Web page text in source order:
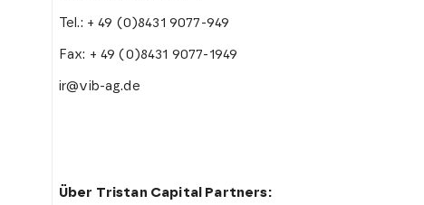
Tel.: + 49 (0)8431 9077-949
Fax: + 49 (0)8431 9077-1949
ir@vib-ag.de
Über Tristan Capital Partners: